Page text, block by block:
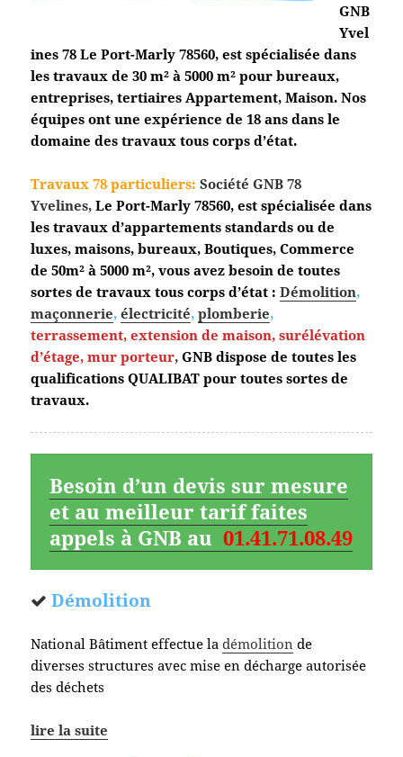
GNB
Yvel
ines 78 Le Port-Marly78560, est spécialisée dans
les travaux de 30 m² à 5000 m² pour bureaux,
entreprises, tertiaires Appartement, Maison. Nos
équipes ont une expérience de 18 ans dans le
domaine des travaux tous corps d’état.
Travaux 78 particuliers: Société GNB 78
Yvelines,Le Port-Marly 78560, est spécialisée dans
les travaux d’appartements standards ou de
luxes, maisons, bureaux, Boutiques, Commerce
de 50m² à 5000 m², vous avez besoin de toutes
sortes de travaux tous corps d’état : Démolition,
maçonnerie,électricité,plomberie,
terrassement, extension de maison, surélévation
d’étage, mur porteur,GNB dispose de toutes les
qualifications QUALIBAT pour toutes sortes de
travaux.
Besoin d’un devis sur mesure
et au meilleur tarif faites
appels à GNB au01.41.71.08.49
Démolition
National Bâtiment effectue ladémolition de
diverses structures avec mise en décharge autorisée
des déchets
lire la suite